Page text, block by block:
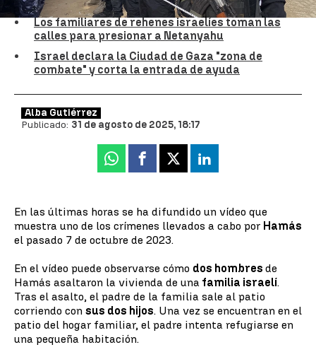
Los familiares de rehenes israelíes toman las
calles para presionar a Netanyahu
Israel declara la Ciudad de Gaza "zona de
combate" y corta la entrada de ayuda
Alba Gutiérrez
Publicado: 31 de agosto de 2025, 18:17
Whatsapp
Facebook
X Linkedin
En las últimas horas se ha difundido un vídeo que
muestra uno de los crímenes llevados a cabo por Hamás
el pasado 7 de octubre de 2023.
En el vídeo puede observarse cómo dos hombres de
Hamás asaltaron la vivienda de una familia israelí.
Tras el asalto, el padre de la familia sale al patio
corriendo con sus dos hijos. Una vez se encuentran en el
patio del hogar familiar, el padre intenta refugiarse en
una pequeña habitación.